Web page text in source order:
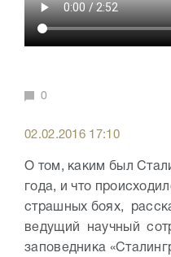
0
02.02.2016 17:10
О том, каким был
года, и что
страшных боях,
ведущий научный
заповедника